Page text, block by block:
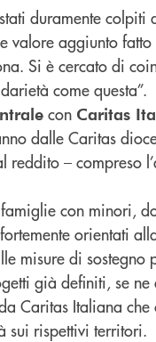
duramente
valore aggiunto
Si è cercato di
come questa”.
con Caritas
dalle Caritas
reddito – compreso
con minori,
orientati
misure di
già definiti, se
Caritas Italiana
sui rispettivi territori.